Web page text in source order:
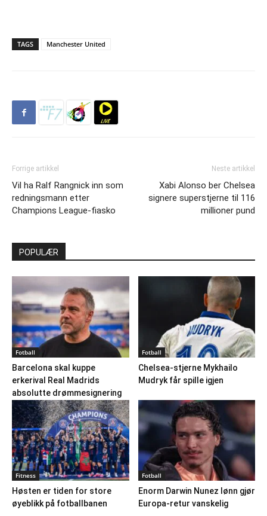
TAGS Manchester United
Forrige artikkel
Vil ha Ralf Rangnick inn som
redningsmann etter
Champions League-fiasko
Neste artikkel
Xabi Alonso ber Chelsea
signere superstjerne til 116
millioner pund
POPULÆR
Fotball
Barcelona skal kuppe
erkerival Real Madrids
absolutte drømmesignering
Fotball
Chelsea-stjerne Mykhailo
Mudryk får spille igjen
Fitness
Høsten er tiden for store
øyeblikk på fotballbanen
Fotball
Enorm Darwin Nunez lønn gjør
Europa-retur vanskelig